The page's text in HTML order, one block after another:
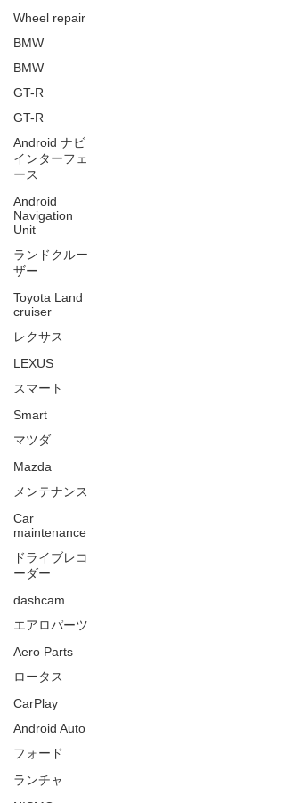
Wheel repair
BMW
BMW
GT-R
GT-R
Android ナビ
インターフェ
ース
Android
Navigation
Unit
ランドクルー
ザー
Toyota Land
cruiser
レクサス
LEXUS
スマート
Smart
マツダ
Mazda
メンテナンス
Car
maintenance
ドライブレコ
ーダー
dashcam
エアロパーツ
Aero Parts
ロータス
CarPlay
Android Auto
フォード
ランチャ